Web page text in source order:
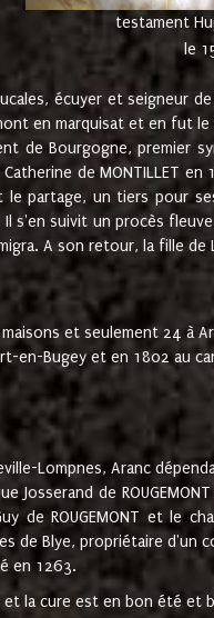
testament
le
écuyer et
en marquisat et en fut
de Bourgogne, premier
Catherine de
partage, un tiers pour
s'en suivit un procès
A son retour, la fille
et seulement 24 à
en-Bugey et en 1802 au
Lompnes, Aranc
Josserand de
de ROUGEMONT et le
de Blye, propriétaire
en 1263.
la cure est en bon été et